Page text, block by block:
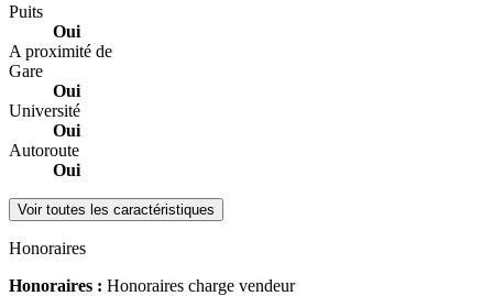
Puits
Oui
A proximité de
Gare
Oui
Université
Oui
Autoroute
Oui
Voir toutes les caractéristiques
Honoraires
Honoraires : Honoraires charge vendeur